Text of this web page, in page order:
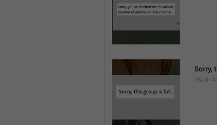
Sorry,